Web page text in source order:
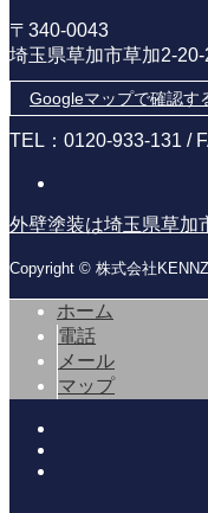
〒340-0043
埼玉県草加市草加2-
Googleマップで確認す
TEL：0120-933-131 /
外壁塗装は埼玉県草加
Copyright © 株式会社
ホーム
電話
メール
マップ